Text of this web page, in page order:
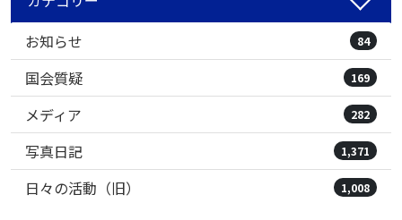
お知らせ
84
国会質疑 169
メディア 282
写真日記 1,371
日々の活動（旧） 1,008